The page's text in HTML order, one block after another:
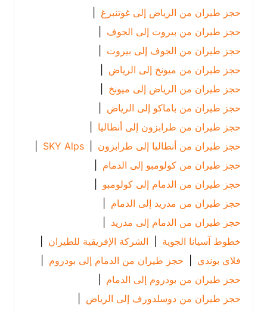
حجز طيران من الرياض إلى غوتنبرغ |
حجز طيران من بيروت إلى الجوف |
حجز طيران من الجوف إلى بيروت
|
حجز طيران من ميونخ إلى الرياض
|
حجز طيران من الرياض إلى ميونخ |
حجز طيران من باماكو إلى الرياض
|
حجز طيران من طرابزون إلى أنطاليا
|
حجز طيران من أنطاليا إلى طرابزون |
SKY Alps
|
حجز طيران من كولومبو إلى الدمام
|
حجز طيران من الدمام إلى كولومبو |
حجز طيران من مدريد إلى الدمام
|
حجز طيران من الدمام إلى مدريد |
خطوط آسيانا الجوية
| الشركة الإفريقية للطيران |
فلاي بوندي | حجز طيران من الدمام إلى بودروم |
حجز طيران من بودروم إلى الدمام
|
حجز طيران من دوسلدورف إلى الرياض
|